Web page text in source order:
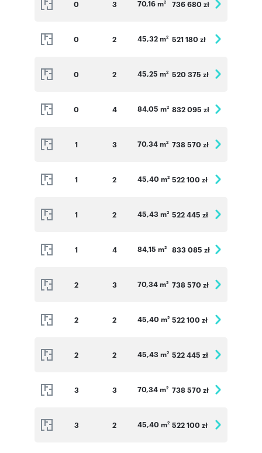
0 3 70,16 m2 736 680 zł
0 2 45,32 m2 521 180 zł
0 2 45,25 m2 520 375 zł
0 4 84,05 m2 832 095 zł
1 3 70,34 m2 738 570 zł
1 2 45,40 m2 522 100 zł
1 2 45,43 m2 522 445 zł
1 4 84,15 m2 833 085 zł
2 3 70,34 m2 738 570 zł
2 2 45,40 m2 522 100 zł
2 2 45,43 m2 522 445 zł
3 3 70,34 m2 738 570 zł
3 2 45,40 m2 522 100 zł